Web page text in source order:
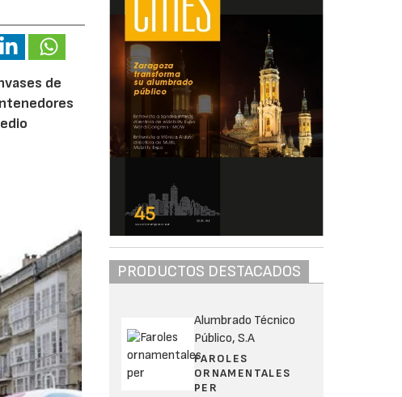
de
PRODUCTOS DESTACADOS
Alumbrado Técnico
Público, S.A
FAROLES
ORNAMENTALES
PER